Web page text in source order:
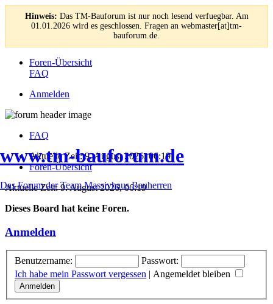
Hinweis: Das TM-Bauforum ist nur noch lesend verfuegbar. Am
01.01.2026 wird es geschlossen. Fragen an webmaster[at]tm-
bauforum.de.
Foren-Übersicht
FAQ
Anmelden
www.tm-bauforum.de
Das Forum der Team Massivhaus Bauherren
FAQ
Aktuelle Zeit: 9. August 2026, 06:19
Foren-Übersicht
Aktuelle Zeit: 9. August 2026, 06:19
Dieses Board hat keine Foren.
Anmelden
Benutzername:
Passwort:
Ich habe mein Passwort vergessen | Angemeldet bleiben